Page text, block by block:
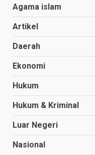
Agama islam
Artikel
Daerah
Ekonomi
Hukum
Hukum & Kriminal
Luar Negeri
Nasional